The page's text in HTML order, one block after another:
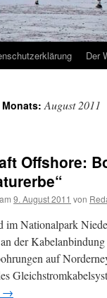
Der
Monats:August 2011
Offshore:
9. August 2011 von
Nationalpark
der
auf
→